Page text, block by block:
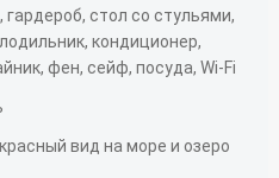
стол со стульями,
кондиционер,
фен, сейф, посуда, Wi-Fi
вид на море и озеро